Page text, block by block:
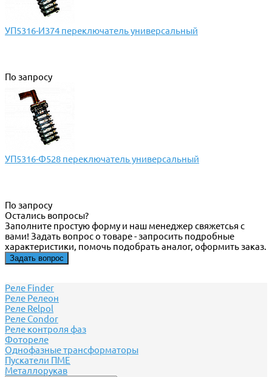
УП5316-И374 переключатель универсальный
По запросу
УП5316-Ф528 переключатель универсальный
По запросу
Остались вопросы?
Заполните простую форму и наш менеджер свяжетсья с
вами! Задать вопрос о товаре - запросить подробные
характеристики, помочь подобрать аналог, оформить заказ.
Задать вопрос
Реле Finder
Реле Релеон
Реле Relpol
Реле Сondor
Реле контроля фаз
Фотореле
Однофазные трансформаторы
Пускатели ПМЕ
Металлорукав